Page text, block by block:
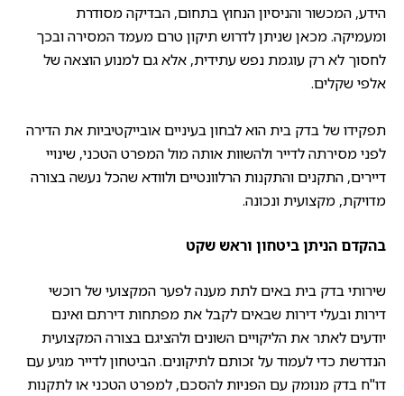
הידע, המכשור והניסיון הנחוץ בתחום, הבדיקה מסודרת
ומעמיקה. מכאן שניתן לדרוש תיקון טרם מעמד המסירה ובכך
לחסוך לא רק עוגמת נפש עתידית, אלא גם למנוע הוצאה של
אלפי שקלים.
תפקידו של בדק בית הוא לבחון בעיניים אובייקטיביות את הדירה
לפני מסירתה לדייר ולהשוות אותה מול המפרט הטכני, שינויי
דיירים, התקנים והתקנות הרלוונטיים ולוודא שהכל נעשה בצורה
מדויקת, מקצועית ונכונה.
בהקדם הניתןביטחון וראש שקט
שירותי בדק בית באים לתת מענה לפער המקצועי של רוכשי
דירות ובעלי דירות שבאים לקבל את מפתחות דירתם ואינם
יודעים לאתר את הליקויים השונים ולהציגם בצורה המקצועית
הנדרשת כדי לעמוד על זכותם לתיקונים. הביטחון לדייר מגיע עם
דו"ח בדק מנומק עם הפניות להסכם, למפרט הטכני או לתקנות